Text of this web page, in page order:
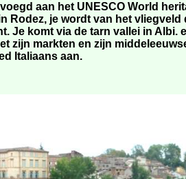
aan het UNESCO World
je wordt van het vliegveld
Je komt via de tarn vallei in Albi.
zijn markten en zijn
Italiaans aan.